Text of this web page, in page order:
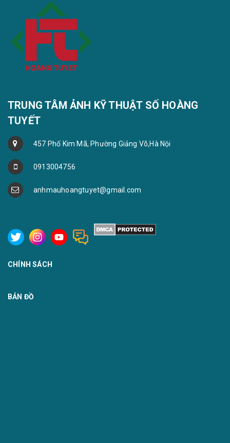
TRUNG TÂM ẢNH KỸ THUẬT SỐ HOÀNG
TUYẾT
457 Phố Kim Mã, Phường Giảng Võ,Hà Nội
0913004756
anhmauhoangtuyet@gmail.com
CHÍNH SÁCH
BẢN ĐỒ